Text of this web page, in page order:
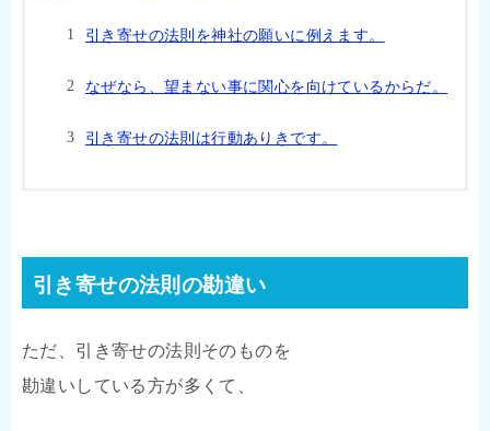
引き寄せの法則を神社の願いに例えます。
なぜなら、望まない事に関心を向けているからだ。
引き寄せの法則は行動ありきです。
引き寄せの法則の勘違い
ただ、引き寄せの法則そのものを
勘違いしている方が多くて、